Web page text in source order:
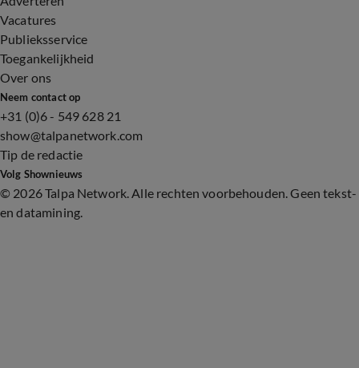
Vacatures
Publieksservice
Toegankelijkheid
Over ons
Neem contact op
+31 (0)6 - 549 628 21
show@talpanetwork.com
Tip de redactie
Volg Shownieuws
© 2026 Talpa Network. Alle rechten voorbehouden. Geen tekst-
en datamining.